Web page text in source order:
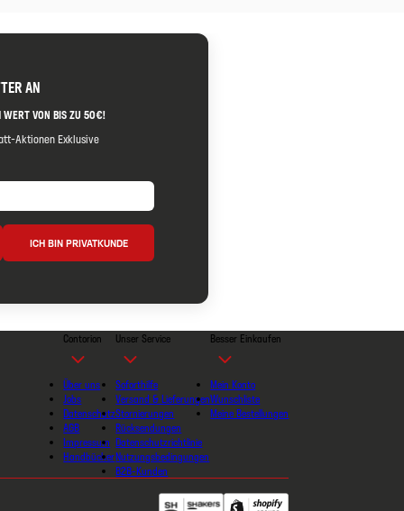
AN
WERT VON BIS ZU 50€!
Aktionen Exklusive
ICH BIN PRIVATKUNDE
Contorion
Über uns
Jobs
Datenschutz
AGB
Impressum
Handbücher
Unser Service
Soforthilfe
Versand & Lieferungen
Stornierungen
Rücksendungen
Datenschutzrichtlinie
Nutzungsbedingungen
B2B-Kunden
Besser Einkaufen
Mein Konto
Wunschliste
Meine Bestellungen